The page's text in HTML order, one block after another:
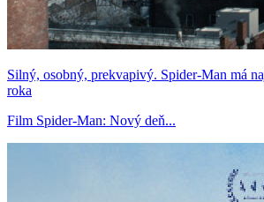
Silný, osobný, prekvapivý. Spider-Man má
roka
Film Spider-Man: Nový deň...